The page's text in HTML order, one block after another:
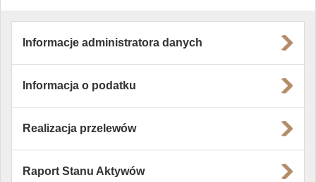
Informacje administratora danych
Informacja o podatku
Realizacja przelewów
Raport Stanu Aktywów